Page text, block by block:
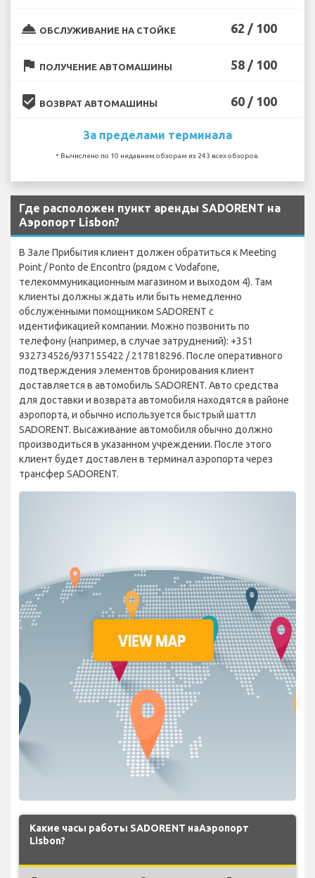
room_service ОБСЛУЖИВАНИЕ НА СТОЙКЕ 62 / 100
flag ПОЛУЧЕНИЕ АВТОМАШИНЫ 58 / 100
beenhere ВОЗВРАТ АВТОМАШИНЫ 60 / 100
За пределами терминала
* Вычислено по 10 недавним обзорам из 243 всех обзоров.
Где расположен пункт аренды SADORENT на
Аэропорт Lisbon?
В Зале Прибытия клиент должен обратиться к Meeting
Point / Ponto de Encontro (рядом с Vodafone,
телекоммуникационным магазином и выходом 4). Там
клиенты должны ждать или быть немедленно
обслуженными помощником SADORENT с
идентификацией компании. Можно позвонить по
телефону (например, в случае затруднений): +351
932734526/937155422 / 217818296. После оперативного
подтверждения элементов бронирования клиент
доставляется в автомобиль SADORENT. Авто средства
для доставки и возврата автомобиля находятся в районе
аэропорта, и обычно используется быстрый шаттл
SADORENT. Высаживание автомобиля обычно должно
производиться в указанном учреждении. После этого
клиент будет доставлен в терминал аэропорта через
трансфер SADORENT.
Какие часы работы SADORENT наАэропорт
Lisbon?